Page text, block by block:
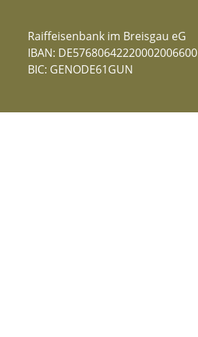
Raiffeisenbank im Breisgau eG
IBAN: DE57680642220002006600
BIC: GENODE61GUN